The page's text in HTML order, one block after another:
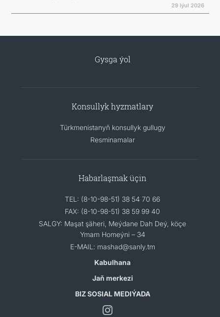
29 Iýul 2026
Gysga ýol
Konsullyk hyzmatlary
Türkmenistanyň konsullyk gullugy
Resminamalar
Habarlaşmak üçin
TEL: (8-10-98-51) 38 54 70 66
FAX: (8-10-98-51) 38 59 99 40
SALGY: Maşat şäheri, Meýdane Dah Deý, köçe
Ymam Homeýni – 34
E-MAIL: mashad@sanly.tm
Kabulhana
Jaň merkezi
BIZ SOSIAL MEDIÝADA